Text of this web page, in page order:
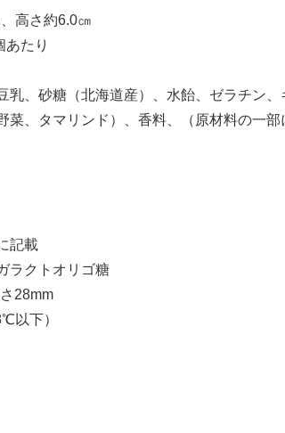
高さ約6.0㎝
あたり
乳、砂糖（北海道産）、水飴、ゼラチン
菜、タマリンド）、香料、（原材料の一部
記載
ラクトオリゴ糖
28mm
以下）